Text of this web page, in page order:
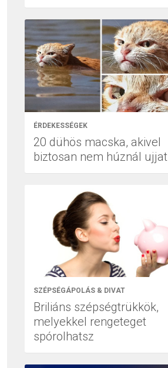
ÉRDEKESSÉGEK
20 dühös macska, akivel
biztosan nem húznál ujjat
SZÉPSÉGÁPOLÁS & DIVAT
Briliáns szépségtrükkök,
melyekkel rengeteget
spórolhatsz